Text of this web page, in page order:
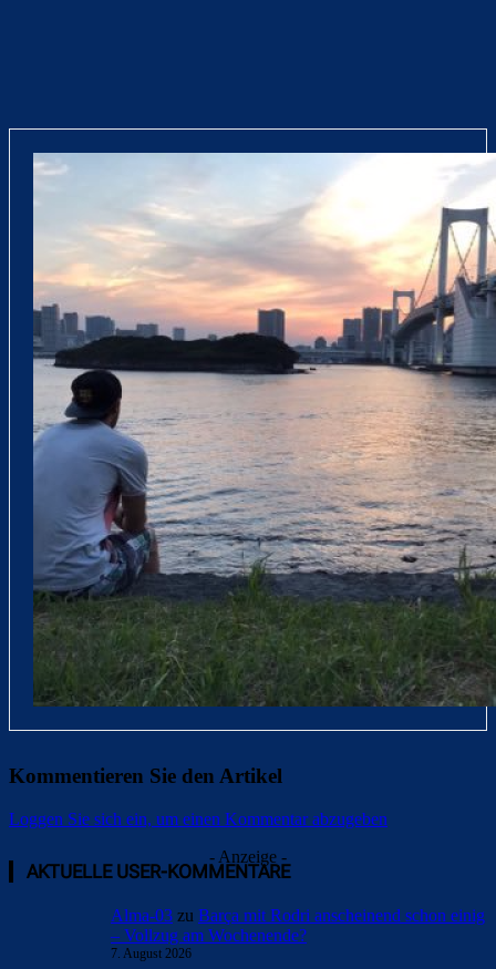
Kommentieren Sie den Artikel
Loggen Sie sich ein, um einen Kommentar abzugeben
- Anzeige -
AKTUELLE USER-KOMMENTARE
Alma-03 zu Barça mit Rodri anscheinend schon einig
– Vollzug am Wochenende?
7. August 2026